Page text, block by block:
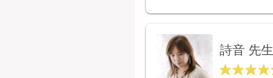
詩音 先生